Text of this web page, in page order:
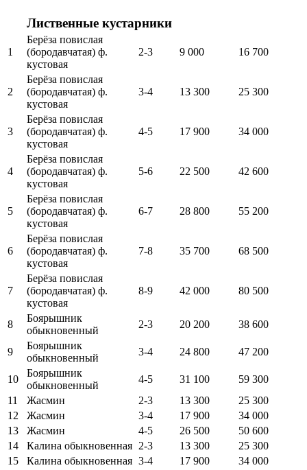
Лиственные кустарники
1
Берёза повислая
(бородавчатая) ф.
кустовая
2-3 9 000 16 700
2
Берёза повислая
(бородавчатая) ф.
кустовая
3-4 13 300 25 300
3
Берёза повислая
(бородавчатая) ф.
кустовая
4-5 17 900 34 000
4
Берёза повислая
(бородавчатая) ф.
кустовая
5-6 22 500 42 600
5
Берёза повислая
(бородавчатая) ф.
кустовая
6-7 28 800 55 200
6
Берёза повислая
(бородавчатая) ф.
кустовая
7-8 35 700 68 500
7
Берёза повислая
(бородавчатая) ф.
кустовая
8-9 42 000 80 500
8
Боярышник
обыкновенный
2-3 20 200 38 600
9
Боярышник
обыкновенный
3-4 24 800 47 200
10
Боярышник
обыкновенный
4-5 31 100
59 300
11
Жасмин 2-3 13 300
25 300
12
Жасмин 3-4 17 900
34 000
13
Жасмин 4-5 26 500
50 600
14
Калина обыкновенная 2-3 13 300
25 300
15
Калина обыкновенная 3-4 17 900
34 000